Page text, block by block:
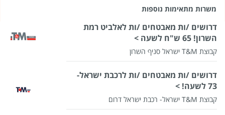
משרות מתאימות נוספות
דרושים /ות מאבטחים /ות לאלביט רמת
השרון! 65 ש"ח לשעה >
קבוצת T&M ישראל סניף השרון
דרושים /ות מאבטחים /ות לרכבת ישראל-
73 לשעה! >
קבוצת T&M ישראל- רכבת ישראל דרום